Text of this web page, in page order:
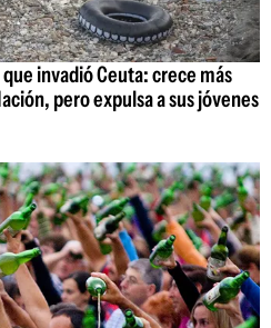
invadió Ceuta: crece más
pero expulsa a sus jóvenes